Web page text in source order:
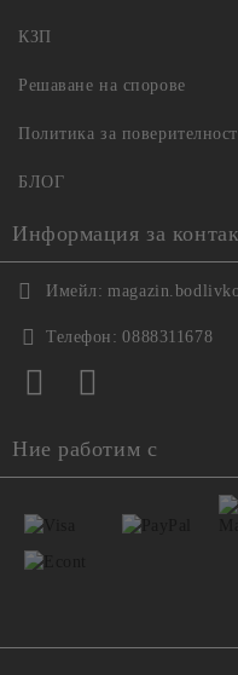
КЗП
Решаване на спорове
Политика за поверителност
БЛОГ
Информация за
Имейл:
Телефон: 0888311678
Ние работим с